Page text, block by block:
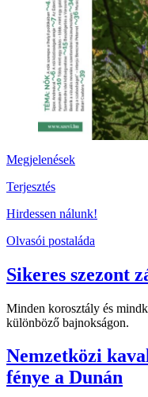
Megjelenések
Terjesztés
Hirdessen nálunk!
Olvasói postaláda
Sikeres szezont
Minden korosztály és
különböző bajnokságon.
Nemzetközi
fénye a Dunán